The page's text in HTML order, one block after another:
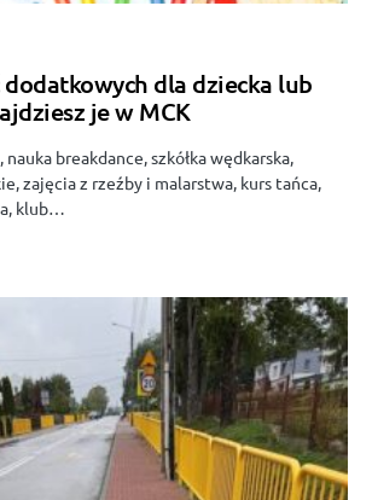
dodatkowych dla dziecka lub
je w MCK
breakdance, szkółka wędkarska,
zajęcia z rzeźby i malarstwa, kurs tańca,
klub…